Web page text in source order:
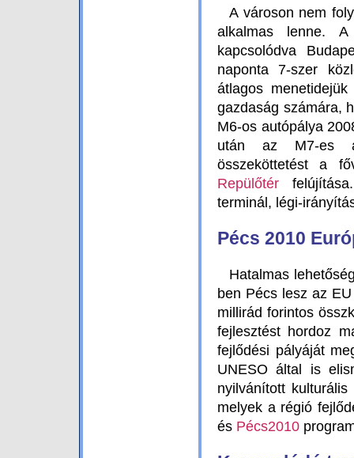
A városon nem
alkalmas lenne.
kapcsolódva
naponta 7-szer
átlagos
gazdaság számára,
M6-os autópálya
után az M7-es
összeköttetést a
Repülőtér
terminál, légi-
Pécs 2010
Hatalmas
ben Pécs lesz az
millirád forintos
fejlesztést hordoz
fejlődési pályáját
UNESO által is
nyilvánított
melyek a régió
és Pécs2010